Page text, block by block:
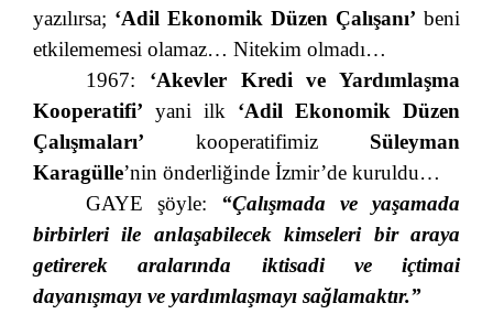
yazılırsa; ‘Adil Ekonomik Düzen Çalışanı’ beni
etkilememesi olamaz… Nitekim olmadı…
1967: ‘Akevler Kredi ve Yardımlaşma
Kooperatifi’ yani ilk ‘Adil Ekonomik Düzen
Çalışmaları’ kooperatifimiz Süleyman
Karagülle’nin önderliğinde İzmir’de kuruldu…
GAYE şöyle: “Çalışmada ve yaşamada
birbirleri ile anlaşabilecek kimseleri bir araya
getirerek aralarında iktisadi ve içtimai
dayanışmayı ve yardımlaşmayı sağlamaktır.”